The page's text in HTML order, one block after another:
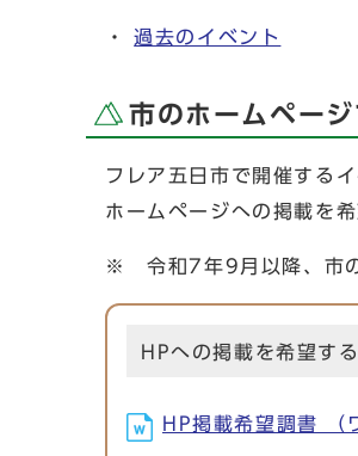
・過去のイベント
市のホームページ
フレア五日市で開催する
ホームページへの掲載を
※ 令和7年9月以降、市の
HPへの掲載を希望す
HP掲載希望調書 （